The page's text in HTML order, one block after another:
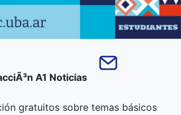
A1 Noticias
gratuitos sobre temas básicos